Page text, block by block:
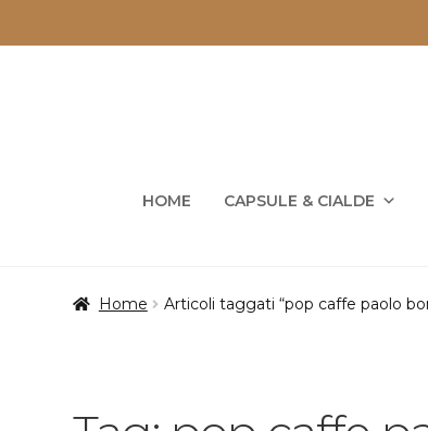
HOME CAPSULE & CIALDE
Home Articoli taggati “pop caffe paolo